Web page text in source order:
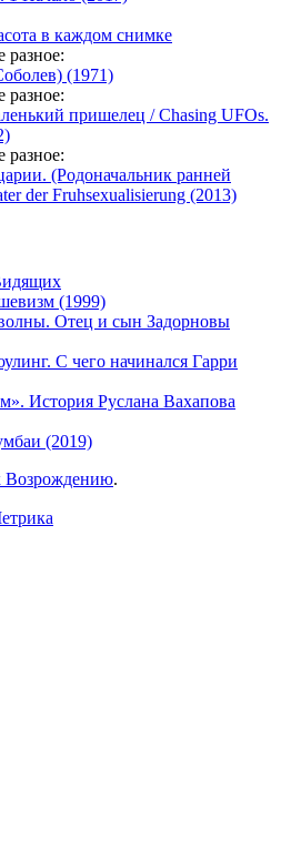
в каждом снимке
разное:
(1971)
разное:
пришелец / Chasing UFOs.
разное:
(Родоначальник ранней
der Fruhsexualisierung (2013)
(1999)
Отец и сын Задорновы
С чего начинался Гарри
История Руслана Вахапова
(2019)
Возрождению.